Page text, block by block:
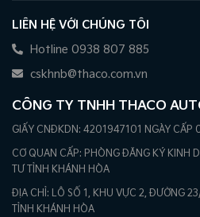
LIÊN HỆ VỚI CHÚNG TÔI
Hotline 0938 807 885
cskhnb@thaco.com.vn
CÔNG TY TNHH THACO
GIẤY CNĐKDN: 4201947101 NGÀY
CƠ QUAN CẤP: PHÒNG ĐĂNG KÝ KINH
TƯ TỈNH KHÁNH HÒA
ĐỊA CHỈ: LÔ SỐ 1, KHU VỰC 2, ĐƯỜNG
TỈNH KHÁNH HÒA